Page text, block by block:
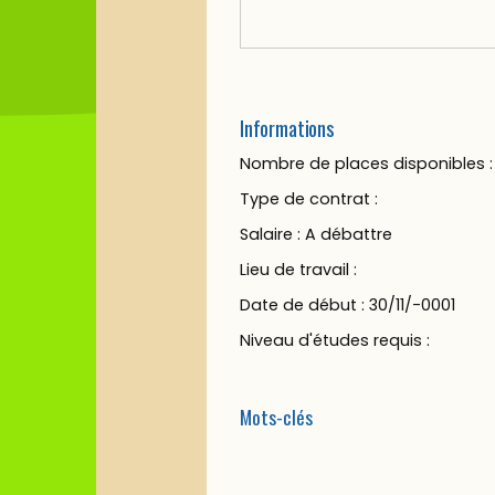
Informations
Nombre de places disponibles
Type de contrat :
Salaire : A débattre
Lieu de travail :
Date de début : 30/11/-0001
Niveau d'études requis :
Mots-clés